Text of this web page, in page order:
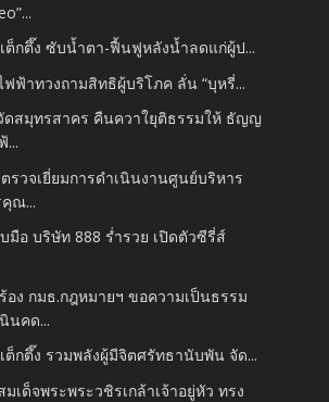
ต็กตึ๊ง ซับน้ำตา-ฟื้นฟูหลังน้ำลดแก่ผู้ป...
ฟฟ้าทวงถามสิทธิผู้บริโภค ลั่น “บุหรี่...
ดสมุทรสาคร คืนควาใยุติธรรมให้ ธัญญ
...
รวจเยี่ยมการดำเนินงานศูนย์บริหาร
ณ...
มือ บริษัท 888 ร่ำรวย เปิดตัวซีรี่ส์
อง กมธ.กฎหมายฯ ขอความเป็นธรรม
นคด...
ต็กตึ๊ง รวมพลังผู้มีจิตศรัทธานับพัน จัด...
เด็จพระพระวชิรเกล้าเจ้าอยู่หัว ทรง